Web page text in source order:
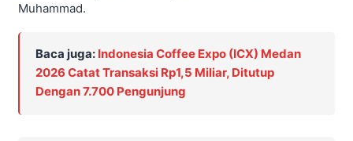
Muhammad.
Baca juga: Indonesia Coffee Expo (ICX) Medan
2026 Catat Transaksi Rp1,5 Miliar, Ditutup
Dengan 7.700 Pengunjung